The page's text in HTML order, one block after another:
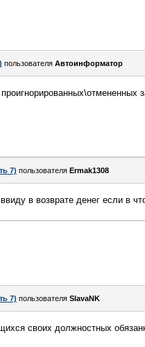
пользователя Автоинформатор
7) пользователя Ermak1308
в возврате денег если в
7) пользователя SlavaNK
своих должностных